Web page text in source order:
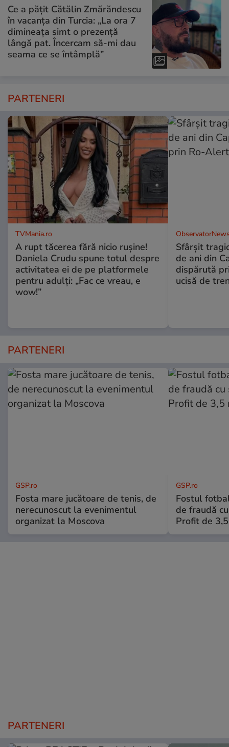
Ce a pățit Cătălin Zmărăndescu
în vacanța din Turcia: „La ora 7
dimineața simt o prezență
lângă pat. Încercam să-mi dau
seama ce se întâmplă”
PARTENERI
TVMania.ro
A rupt tăcerea fără nicio rușine!
Daniela Crudu spune totul despre
activitatea ei de pe platformele
pentru adulți: „Fac ce vreau, e
wow!”
Sfârşit
de ani din
dispărută
ucisă de
PARTENERI
GSP.ro
Fosta mare jucătoare de tenis, de
nerecunoscut la evenimentul
organizat la Moscova
GSP.ro
Fostul
de fraudă
Profit de
PARTENERI